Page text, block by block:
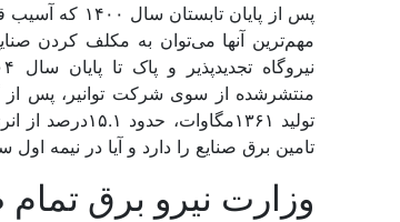
پس از پایان
تولید
تامین برق صنایع را دارد و آیا در نیمه اول سال ۱۴۰۳ شاهد آسیب به صنعت به دلیل قطعی برق
وزارت نیرو برق تمام